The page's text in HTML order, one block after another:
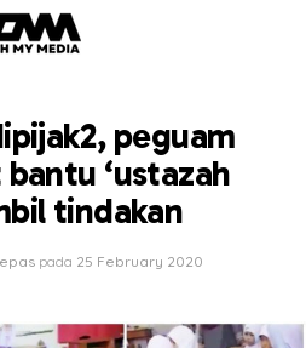
peguam
‘ustazah
tindakan
pada 25 February 2020